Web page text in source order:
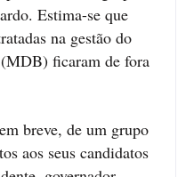
Estima-se que
na gestão do
ficaram de fora
breve, de um grupo
aos seus candidatos